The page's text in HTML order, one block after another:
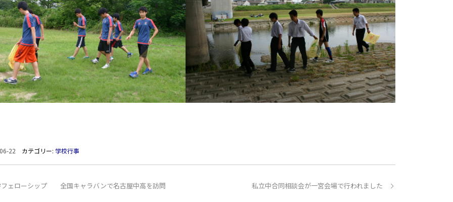
22 カテゴリー: 学校行事
フェローシップ 全国キャラバンで名古屋中高を訪問 私立中合同相談会が一宮会場で行われました